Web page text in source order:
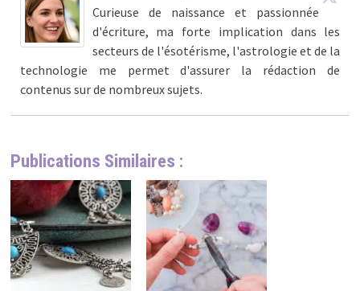
Curieuse de naissance et passionnée
d'écriture, ma forte implication dans les
secteurs de l'ésotérisme, l'astrologie et de la
technologie me permet d'assurer la rédaction de
contenus sur de nombreux sujets.
Publications Similaires :